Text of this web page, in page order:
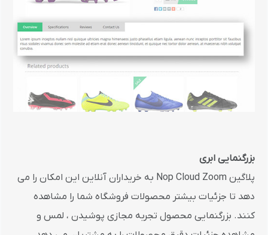
بزرگنمایی ابری
پلاگین Nop Cloud Zoom به خریداران آنلاین این امکان را می
دهد تا جزئیات بیشتر محصولات فروشگاه شما را مشاهده
کنند. بزرگنمایی محصول تجربه مجازی پوشیدن ، لمس و